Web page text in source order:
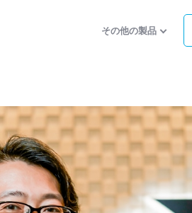
その他の製品